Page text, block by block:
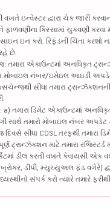
વખતે ઇન્વેસ્ટર દ્વારા ચેક જારી
કિસ્સામાં ચુકવણી કરવા
સાઇન ઇન કરો. રિફંડની ચિંતા કરશો
છે.
એકાઉન્ટમાં અનધિકૃત
મોબાઇલ નંબર/ઇમેઇલ આઇડી
સીધા તમારા ટ્રાન્ઝૅક્શનની
a) તમારા ડિમેટ એકાઉન્ટમાં
સાથે તમારો મોબાઇલ નંબર અપડેટ
સીધા CDSL તરફથી તમારા
માટે તમારા રજિસ્ટર્ડ
ડીલ કરતી વખતે કેવાયસી
ડીપી, મ્યુચ્યુઅલ ફંડ વગેરે)
સંપર્ક કરો ત્યારે તમારે